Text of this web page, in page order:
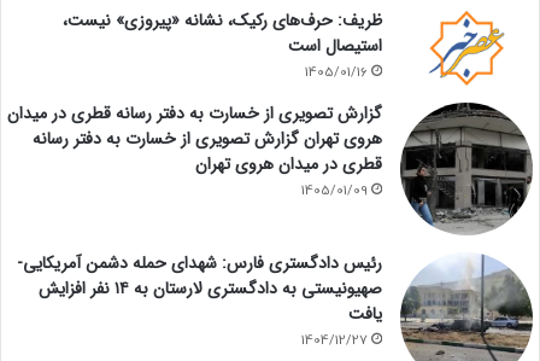
ظریف: حرف‌های رکیک، نشانه «پیروزی» نیست،
استیصال است
1405/01/16
گزارش تصویری از خسارت به دفتر رسانه قطری در میدان
هروی تهران گزارش تصویری از خسارت به دفتر رسانه
قطری در میدان هروی تهران
1405/01/09
رئیس دادگستری فارس: شهدای حمله دشمن آمریکایی-
صهیونیستی به دادگستری لارستان به ۱۴ نفر افزایش
یافت
1404/12/27